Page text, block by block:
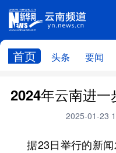
首页 头条 要闻
头条
新华社记者看云南
廉政 云
2024年云南进
2025-01-23
据23日举行的新闻